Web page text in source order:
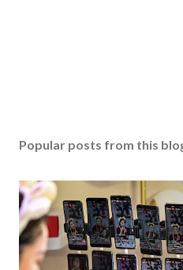
Popular posts from this